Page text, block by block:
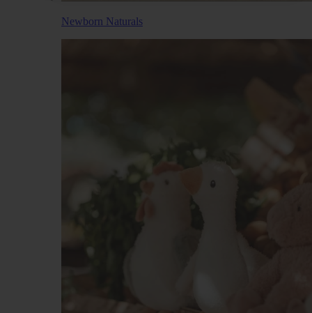
Newborn Naturals